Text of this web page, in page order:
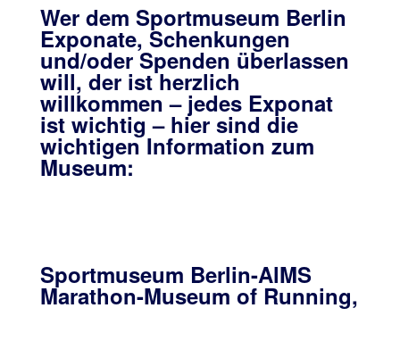
Wer dem Sportmuseum Berlin
Exponate, Schenkungen
und/oder Spenden überlassen
will, der ist herzlich
willkommen – jedes Exponat
ist wichtig – hier sind die
wichtigen Information zum
Museum:
Sportmuseum Berlin-AlMS
Marathon-Museum of Running,